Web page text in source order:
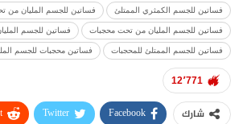
فساتين للجسم الكمثري الممتلئ فساتين للجسم المليان من
فساتين للجسم المليان من تحت محجبات فساتين للجسم
فساتين للجسم الممتلئ للمحجبات فساتين محجبات للجسم
12٬771
شارك Facebook
Twitter